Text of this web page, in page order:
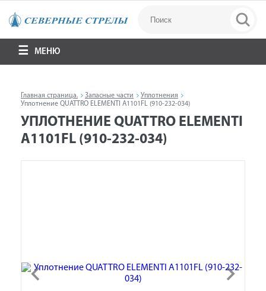
МЕНЮ
Главная страница. Запасные части
Уплотнения
Уплотнение QUATTRO ELEMENTI A1101FL (910-232-034)
УПЛОТНЕНИЕ QUATTRO ELEMENTI
A1101FL (910-232-034)